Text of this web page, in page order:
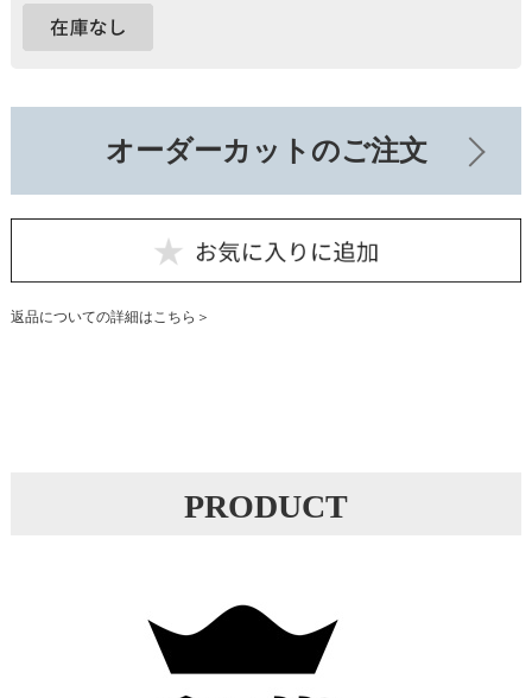
オーダーカットのご注文
返品についての詳細はこちら
PRODUCT